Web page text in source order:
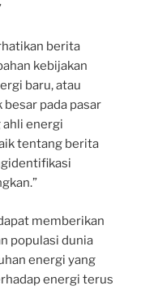
berita
kebijakan
baru, atau
pada pasar
ahli energi
tentang berita
memberikan
populasi dunia
energi yang
energi terus